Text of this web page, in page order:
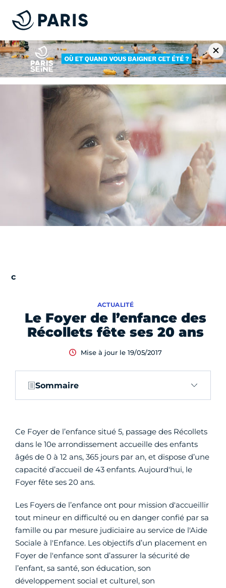
Le Foyer de l’enfance des
Récollets fête ses 20 ans
ACTUALITÉ
Mise à jour le 19/05/2017
Sommaire
Ce Foyer de l’enfance situé 5, passage des Récollets
dans le 10e arrondissement accueille des enfants
âgés de 0 à 12 ans, 365 jours par an, et dispose d’une
capacité d’accueil de 43 enfants. Aujourd'hui, le
Foyer fête ses 20 ans.
Les Foyers de l’enfance ont pour mission d'accueillir
tout mineur en difficulté ou en danger confié par sa
famille ou par mesure judiciaire au service de l'Aide
Sociale à l'Enfance. Les objectifs d’un placement en
Foyer de l'enfance sont d’assurer la sécurité de
l’enfant, sa santé, son éducation, son
développement social et culturel, son